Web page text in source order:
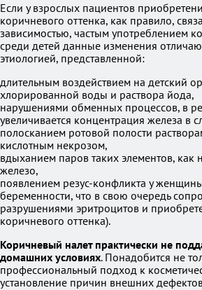
Если у взрослых пациентов
коричневого оттенка, как правило,
зависимостью, частым употреблением
среди детей данные изменения
этиологией, представленной:
длительным воздействием на детский
хлорированной воды и раствора йода,
нарушениями обменных процессов, в
увеличивается концентрация железа в
полосканием ротовой полости
кислотным некрозом,
вдыханием паров таких элементов, как
железо,
появлением резус-конфликта у
беременности, что в свою очередь
разрушениями эритроцитов и
коричневого оттенка).
Коричневый налет практически не
домашних условиях. Понадобится не
профессиональный подход к
установление причин внешних